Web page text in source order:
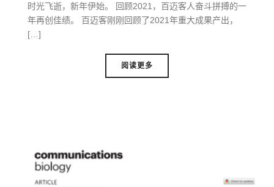
时光飞逝，新年伊始。 回顾2021，百迈客人奋斗拼搏的一
年再创佳绩。 百迈客刚刚回顾了2021年重大成果产出，
[…]
阅读更多